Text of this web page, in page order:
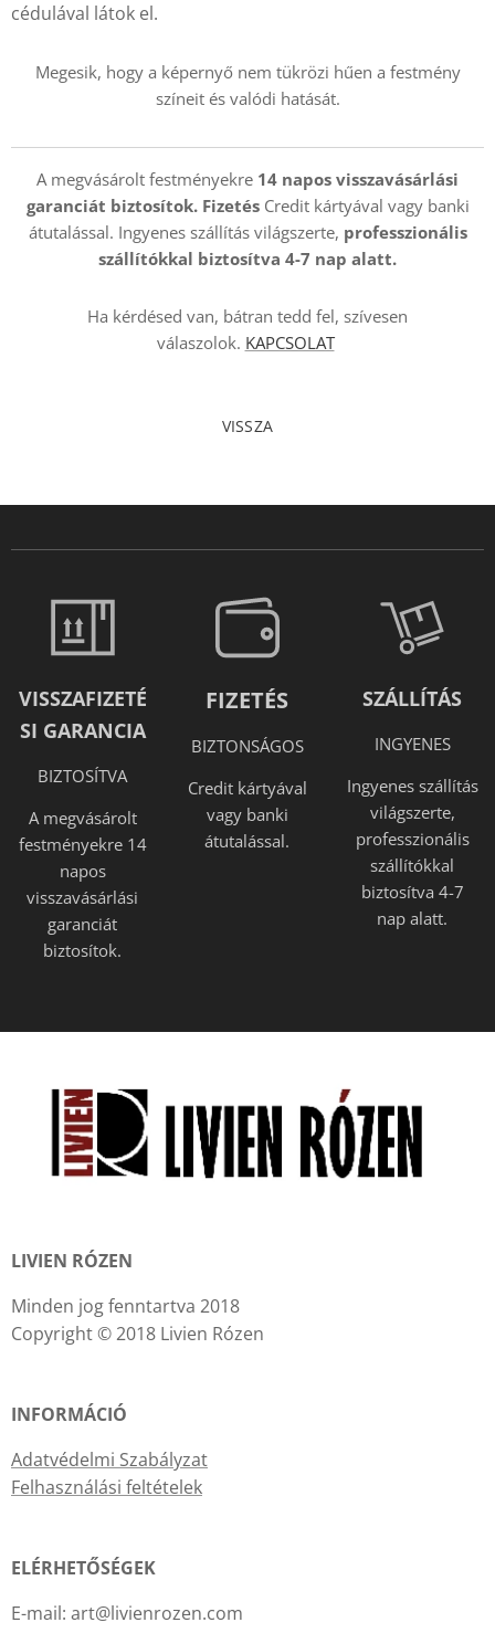
cédulával látok el.
Megesik, hogy a képernyő nem tükrözi hűen a festmény
színeit és valódi hatását.
A megvásárolt festményekre 14 napos visszavásárlási
garanciát biztosítok. Fizetés Credit kártyával vagy banki
átutalással. Ingyenes szállítás világszerte, professzionális
szállítókkal biztosítva 4-7 nap alatt.
Ha kérdésed van, bátran tedd fel, szívesen
válaszolok. KAPCSOLAT
VISSZA
VISSZAFIZETÉ
SI GARANCIA
BIZTOSÍTVA
A megvásárolt
festményekre 14
napos
visszavásárlási
garanciát
biztosítok.
FIZETÉS
BIZTONSÁGOS
Credit kártyával
vagy banki
átutalással.
SZÁLLÍTÁS
INGYENES
Ingyenes szállítás
világszerte,
professzionális
szállítókkal
biztosítva 4-7
nap alatt.
LIVIEN RÓZEN
Minden jog fenntartva 2018
Copyright © 2018 Livien Rózen
INFORMÁCIÓ
Adatvédelmi Szabályzat
Felhasználási feltételek
ELÉRHETŐSÉGEK
E-mail: art@livienrozen.com